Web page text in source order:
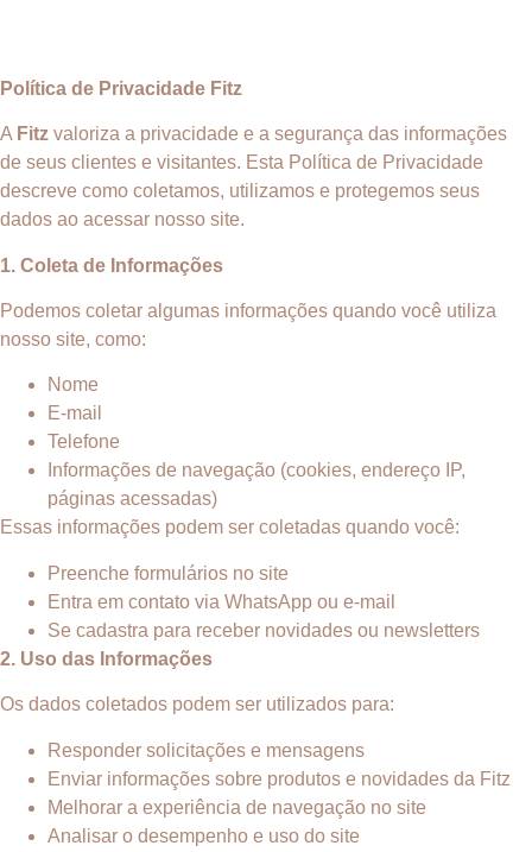
Política de Privacidade Fitz
A Fitz valoriza a privacidade e a segurança das informações
de seus clientes e visitantes. Esta Política de Privacidade
descreve como coletamos, utilizamos e protegemos seus
dados ao acessar nosso site.
1. Coleta de Informações
Podemos coletar algumas informações quando você utiliza
nosso site, como:
Nome
E-mail
Telefone
Informações de navegação (cookies, endereço IP,
páginas acessadas)
Essas informações podem ser coletadas quando você:
Preenche formulários no site
Entra em contato via WhatsApp ou e-mail
Se cadastra para receber novidades ou newsletters
2. Uso das Informações
Os dados coletados podem ser utilizados para:
Responder solicitações e mensagens
Enviar informações sobre produtos e novidades da Fitz
Melhorar a experiência de navegação no site
Analisar o desempenho e uso do site